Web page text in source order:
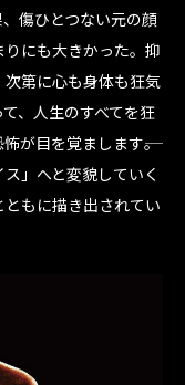
傷ひとつない元の顔
にも大きかった。抑
第に心も身体も狂気
、人生のすべてを狂
が目を覚まします――。
」へと変貌していく
もに描き出されてい